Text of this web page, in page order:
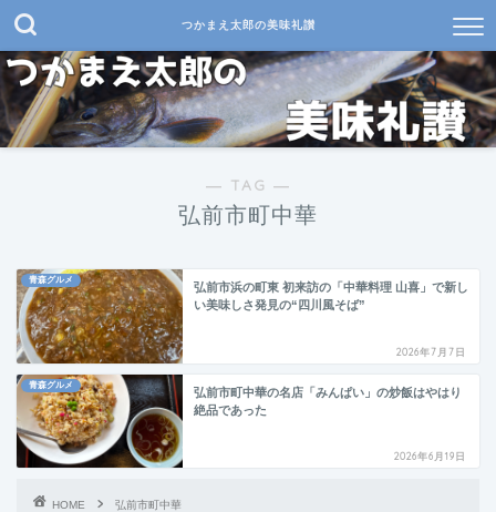
つかまえ太郎の美味礼讃
― TAG ―
弘前市町中華
青森グルメ
弘前市浜の町東 初来訪の「中華料理 山喜」で新し
い美味しさ発見の“四川風そば”
2026年7月7日
青森グルメ
弘前市町中華の名店「みんぱい」の炒飯はやはり
絶品であった
2026年6月19日
HOME 弘前市町中華